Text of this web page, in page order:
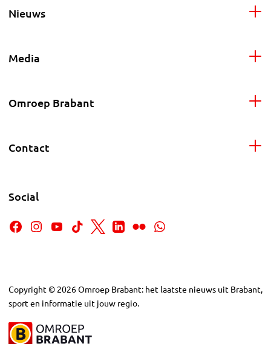
Nieuws
Media
Omroep Brabant
Contact
Social
Copyright © 2026Omroep Brabant: het laatste nieuws uit Brabant,
sport en informatie uit jouw regio.